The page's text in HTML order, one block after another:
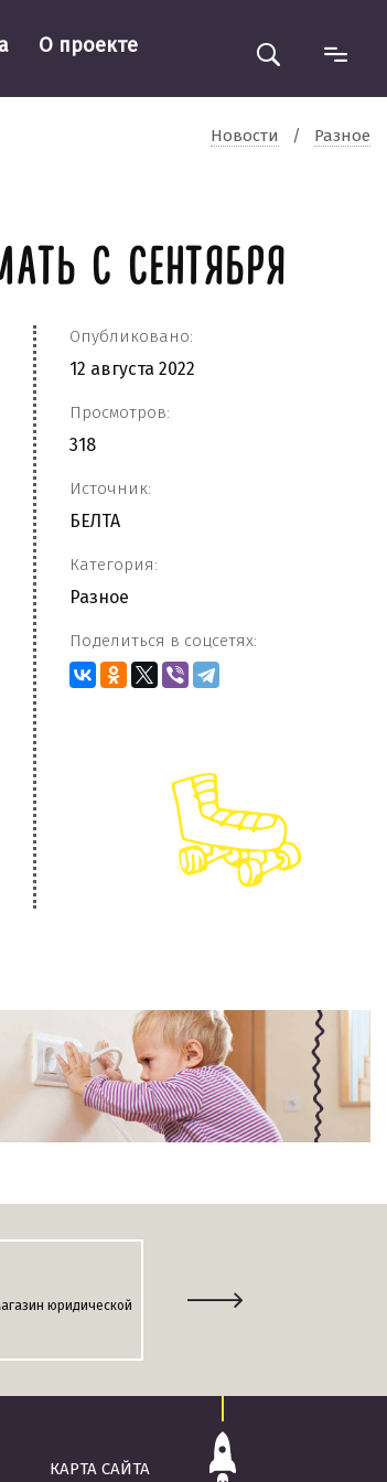
О проекте
Новости / Разное
С СЕНТЯБРЯ
Опубликовано:
12 августа 2022
Просмотров:
318
Источник:
БЕЛТА
Категория:
Разное
Поделиться в соцсетях:
юридической
Информационно-поисковая
КАРТА САЙТА